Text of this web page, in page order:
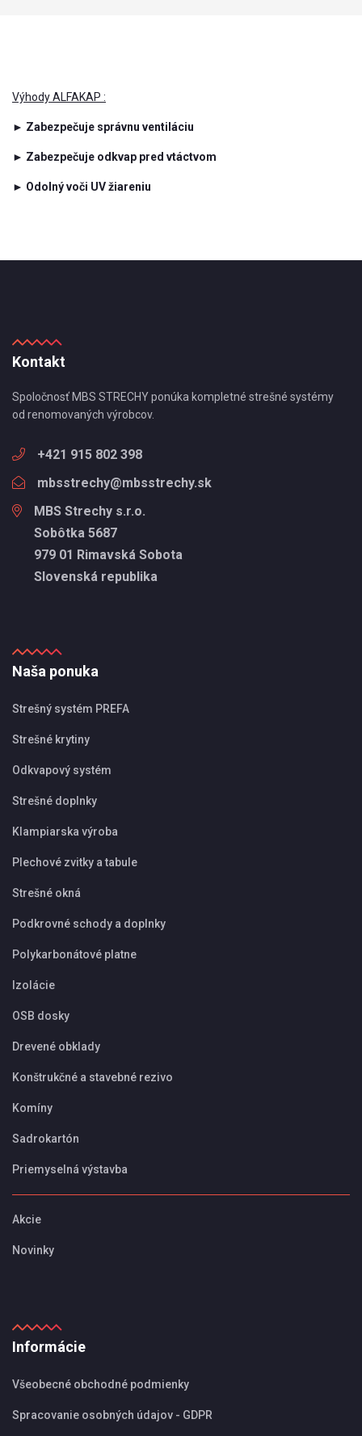
Výhody ALFAKAP :
► Zabezpečuje správnu ventiláciu
► Zabezpečuje odkvap pred vtáctvom
► Odolný voči UV žiareniu
Kontakt
Spoločnosť MBS STRECHY ponúka kompletné strešné systémy
od renomovaných výrobcov.
+421 915 802 398
mbsstrechy@mbsstrechy.sk
MBS Strechy s.r.o.
Sobôtka 5687
979 01 Rimavská Sobota
Slovenská republika
Naša ponuka
Strešný systém PREFA
Strešné krytiny
Odkvapový systém
Strešné doplnky
Klampiarska výroba
Plechové zvitky a tabule
Strešné okná
Podkrovné schody a doplnky
Polykarbonátové platne
Izolácie
OSB dosky
Drevené obklady
Konštrukčné a stavebné rezivo
Komíny
Sadrokartón
Priemyselná výstavba
Akcie
Novinky
Informácie
Všeobecné obchodné podmienky
Spracovanie osobných údajov - GDPR